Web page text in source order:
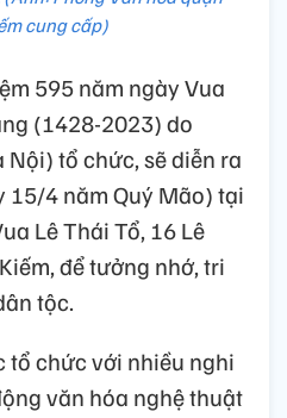
cung cấp)
595 năm ngày Vua
(1428-2023) do
Nội) tổ chức, sẽ diễn ra
4 năm Quý Mão) tại
Lê Thái Tổ, 16 Lê
để tưởng nhớ, tri
tộc.
tổ chức với nhiều nghi
văn hóa nghệ thuật